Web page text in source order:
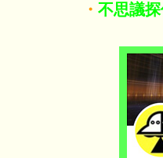
・ 不思議